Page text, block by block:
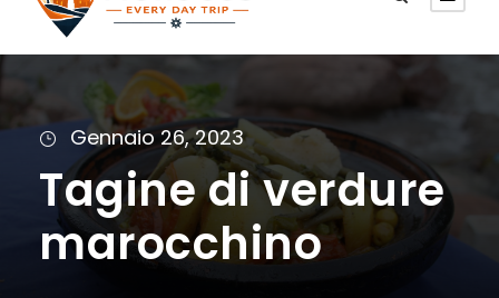
Gennaio 26, 2023
Tagine di verdure
marocchino